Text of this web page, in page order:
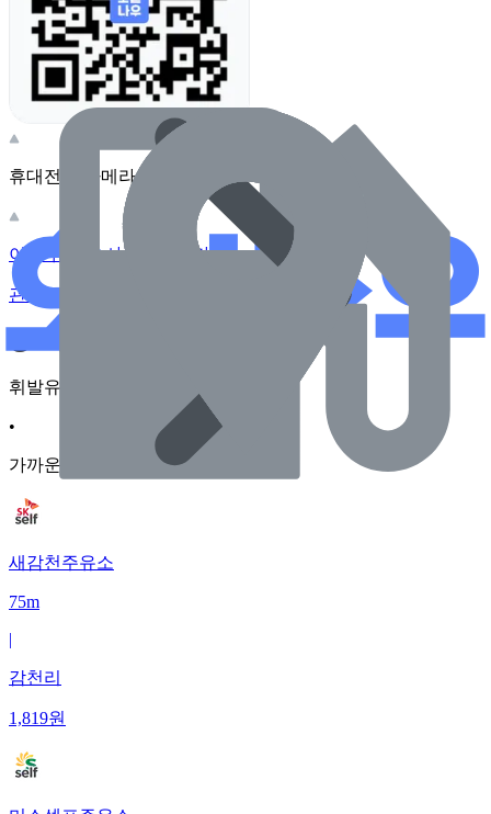
휴대전화 카메라로 찍어보세요
이 주유소의 사장님이신가요?
관리하기
휘발유
•
가까운순
새감천주유소
75m
|
감천리
1,819원